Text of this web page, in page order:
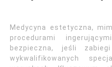
Medycyna estetyczna,
procedurami
bezpieczna, jeśli
wykwalifikowanych